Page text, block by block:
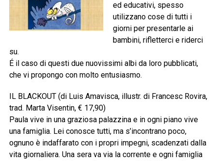
ed educativi, spesso
utilizzano cose di tutti i
giorni per presentarle ai
bambini, rifletterci e riderci
su.
É il caso di questi due nuovissimi albi da loro pubblicati,
che vi propongo con molto entusiasmo.
IL BLACKOUT (di Luis Amavisca, illustr. di Francesc Rovira,
trad. Marta Visentin, € 17,90)
Paula vive in una graziosa palazzina e in ogni piano vive
una famiglia. Lei conosce tutti, ma s’incontrano poco,
ognuno è indaffarato con i propri impegni, scadenzati dalla
vita giornaliera. Una sera va via la corrente e ogni famiglia